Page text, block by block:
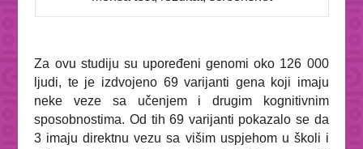
Za ovu studiju su upoređeni genomi oko 126 000
ljudi, te je izdvojeno 69 varijanti gena koji imaju
neke veze sa učenjem i drugim kognitivnim
sposobnostima. Od tih 69 varijanti pokazalo se da
3 imaju direktnu vezu sa višim uspjehom u školi i